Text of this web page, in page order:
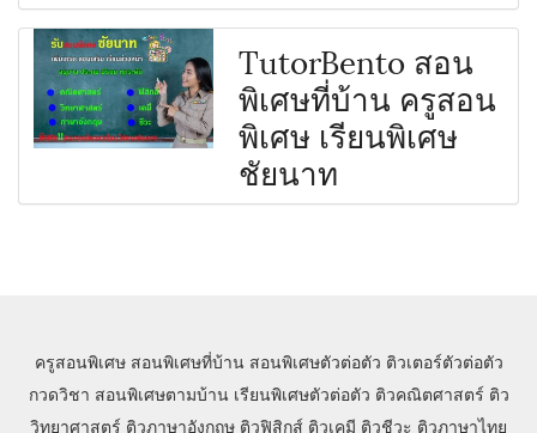
TutorBento สอน
พิเศษที่บ้าน ครูสอน
พิเศษ เรียนพิเศษ
ชัยนาท
ครูสอนพิเศษ สอนพิเศษที่บ้าน สอนพิเศษตัวต่อตัว ติวเตอร์ตัวต่อตัว
กวดวิชา สอนพิเศษตามบ้าน เรียนพิเศษตัวต่อตัว ติวคณิตศาสตร์ ติว
วิทยาศาสตร์ ติวภาษาอังกฤษ ติวฟิสิกส์ ติวเคมี ติวชีวะ ติวภาษาไทย